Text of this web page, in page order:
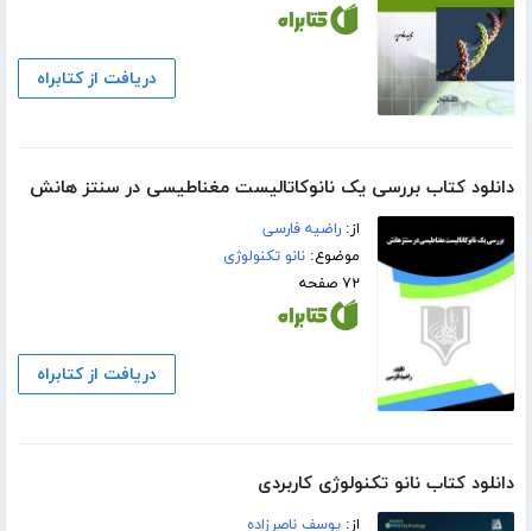
دریافت از کتابراه
دانلود کتاب بررسی یک نانوکاتالیست مغناطیسی در سنتز هانش
از:راضیه فارسی
موضوع:نانو تکنولوژی
۷۲ صفحه
دریافت از کتابراه
دانلود کتاب نانو تکنولوژی کاربردی
از:یوسف ناصرزاده